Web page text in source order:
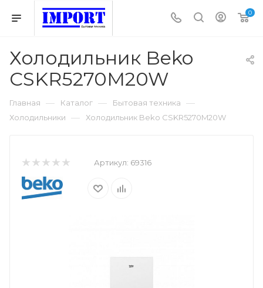
0
Холодильник Beko
CSKR5270M20W
Главная — Каталог — Бытовая техника —
Холодильники — Холодильник Beko CSKR5270M20W
Артикул: 69316